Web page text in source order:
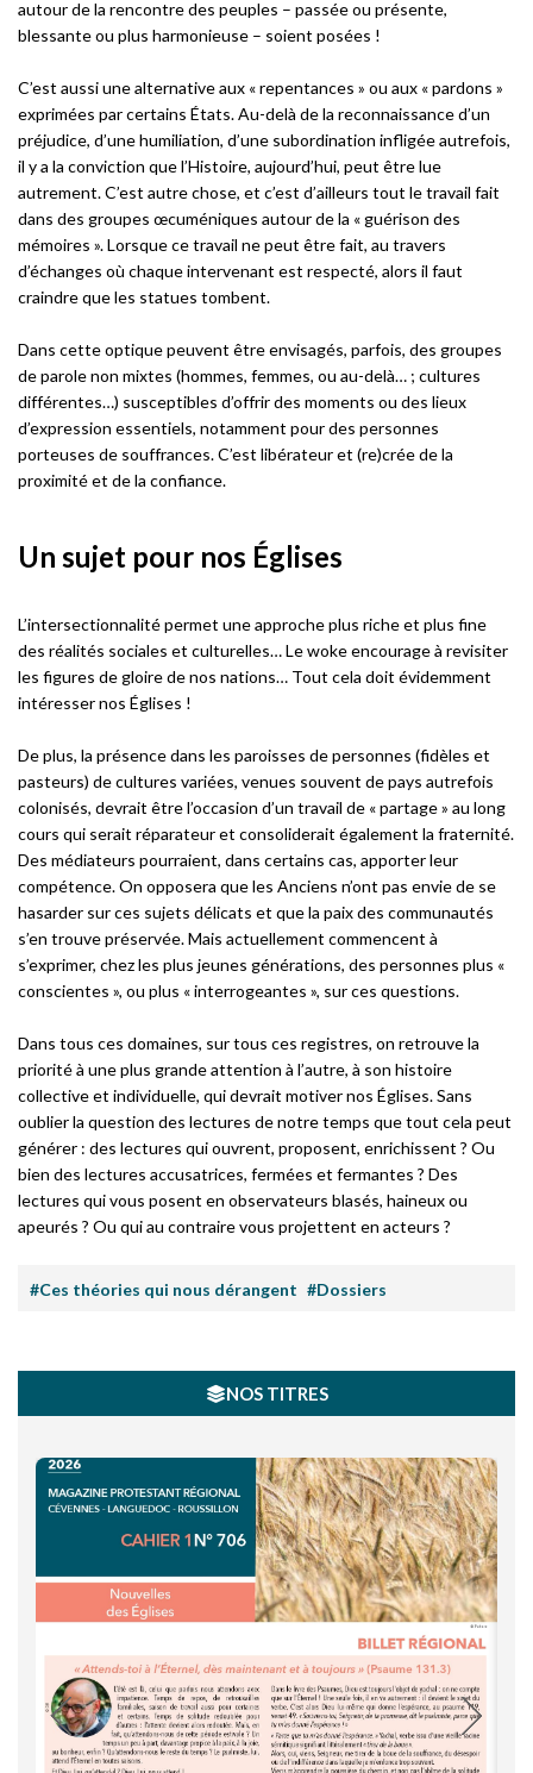
autour de la rencontre des peuples – passée ou présente,
blessante ou plus harmonieuse – soient posées !
C’est aussi une alternative aux « repentances » ou aux « pardons »
exprimées par certains États. Au-delà de la reconnaissance d’un
préjudice, d’une humiliation, d’une subordination infligée autrefois,
il y a la conviction que l’Histoire, aujourd’hui, peut être lue
autrement. C’est autre chose, et c’est d’ailleurs tout le travail fait
dans des groupes œcuméniques autour de la « guérison des
mémoires ». Lorsque ce travail ne peut être fait, au travers
d’échanges où chaque intervenant est respecté, alors il faut
craindre que les statues tombent.
Dans cette optique peuvent être envisagés, parfois, des groupes
de parole non mixtes (hommes, femmes, ou au-delà… ; cultures
différentes…) susceptibles d’offrir des moments ou des lieux
d’expression essentiels, notamment pour des personnes
porteuses de souffrances. C’est libérateur et (re)crée de la
proximité et de la confiance.
Un sujet pour nos Églises
L’intersectionnalité permet une approche plus riche et plus fine
des réalités sociales et culturelles… Le woke encourage à revisiter
les figures de gloire de nos nations… Tout cela doit évidemment
intéresser nos Églises !
De plus, la présence dans les paroisses de personnes (fidèles et
pasteurs) de cultures variées, venues souvent de pays autrefois
colonisés, devrait être l’occasion d’un travail de « partage » au long
cours qui serait réparateur et consoliderait également la fraternité.
Des médiateurs pourraient, dans certains cas, apporter leur
compétence. On opposera que les Anciens n’ont pas envie de se
hasarder sur ces sujets délicats et que la paix des communautés
s’en trouve préservée. Mais actuellement commencent à
s’exprimer, chez les plus jeunes générations, des personnes plus «
conscientes », ou plus « interrogeantes », sur ces questions.
Dans tous ces domaines, sur tous ces registres, on retrouve la
priorité à une plus grande attention à l’autre, à son histoire
collective et individuelle, qui devrait motiver nos Églises. Sans
oublier la question des lectures de notre temps que tout cela peut
générer : des lectures qui ouvrent, proposent, enrichissent ? Ou
bien des lectures accusatrices, fermées et fermantes ? Des
lectures qui vous posent en observateurs blasés, haineux ou
apeurés ? Ou qui au contraire vous projettent en acteurs ?
#Ces théories qui nous dérangent #Dossiers
NOS TITRES